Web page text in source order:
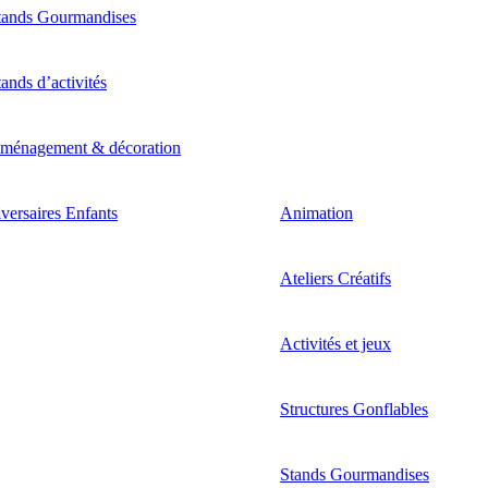
Gourmandises
d’activités
& décoration
Enfants Animation
Ateliers Créatifs
Activités et jeux
Structures Gonflables
Stands Gourmandises